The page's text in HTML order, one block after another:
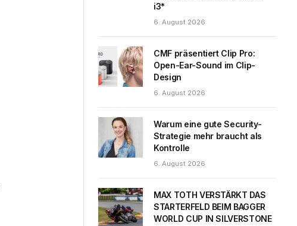
i3*
6. August 2026
CMF präsentiert Clip Pro:
Open-Ear-Sound im Clip-
Design
6. August 2026
Warum eine gute Security-
Strategie mehr braucht als
Kontrolle
6. August 2026
MAX TOTH VERSTÄRKT DAS
STARTERFELD BEIM BAGGER
WORLD CUP IN SILVERSTONE